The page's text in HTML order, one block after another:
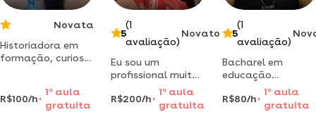
Novata
Historiadora em
formação, curiosa
geografia,
matemática e
R$100/h
1 aaula
gratuita
5
(1
avaliação)
Novato
Eu sou um
profissional muito
dedicado a ajudar
várias pessoas a
despertar seu dom
R$200/h
1 a aula
gratuita
5
(1
avaliação)
Bacharel em
educação
física,atuando
como personal
trainer a 13 anos.
R$80/h
1 aaula
gratuita